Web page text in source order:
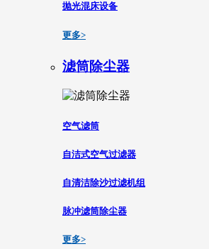
抛光混床设备
更多>
滤筒除尘器
空气滤筒
自洁式空气过滤器
自清洁除沙过滤机组
脉冲滤筒除尘器
更多>